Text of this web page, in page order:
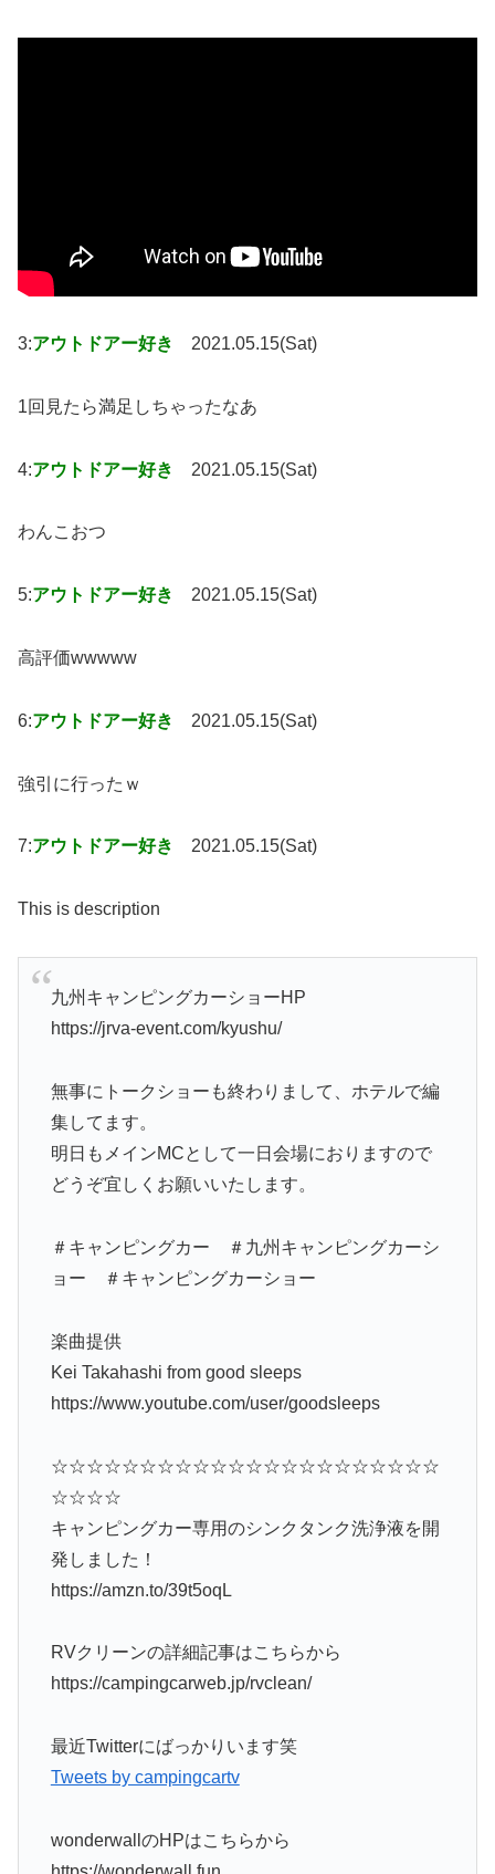
3:アウトドアー好き 2021.05.15(Sat)
1回見たら満足しちゃったなあ
4:アウトドアー好き 2021.05.15(Sat)
わんこおつ
5:アウトドアー好き 2021.05.15(Sat)
高評価wwwww
6:アウトドアー好き 2021.05.15(Sat)
強引に行ったｗ
7:アウトドアー好き 2021.05.15(Sat)
This is description
九州キャンピングカーショーHP
https://jrva-event.com/kyushu/
無事にトークショーも終わりまして、ホテルで編
集してます。
明日もメインMCとして一日会場におりますので
どうぞ宜しくお願いいたします。
＃キャンピングカー ＃九州キャンピングカーシ
ョー ＃キャンピングカーショー
楽曲提供
Kei Takahashi from good sleeps
https://www.youtube.com/user/goodsleeps
☆☆☆☆☆☆☆☆☆☆☆☆☆☆☆☆☆☆☆☆☆☆
☆☆☆☆
キャンピングカー専用のシンクタンク洗浄液を開
発しました！
https://amzn.to/39t5oqL
RVクリーンの詳細記事はこちらから
https://campingcarweb.jp/rvclean/
最近Twitterにばっかりいます笑
Tweets by campingcartv
wonderwallのHPはこちらから